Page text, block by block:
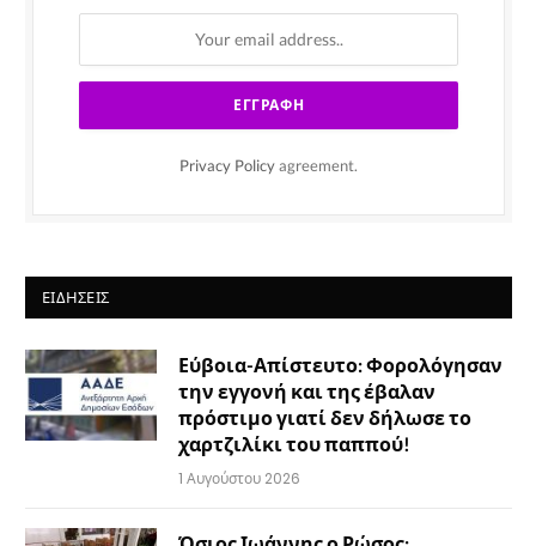
Privacy Policy agreement.
ΕΙΔΉΣΕΙΣ
Εύβοια-Απίστευτο: Φορολόγησαν
την εγγονή και της έβαλαν
πρόστιμο γιατί δεν δήλωσε το
χαρτζιλίκι του παππού!
1 Αυγούστου 2026